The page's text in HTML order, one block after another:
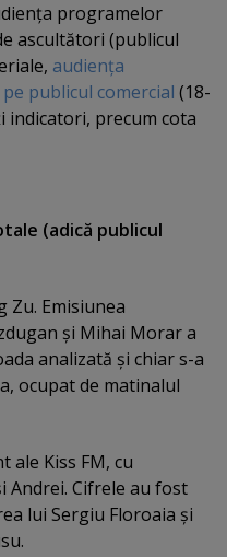
programelor
ascultători (publicul
audienţa
publicul comercial (18-
indicatori, precum cota
(adică publicul
Zu. Emisiunea
şi Mihai Morar a
analizată şi chiar s-a
ocupat de matinalul
ale Kiss FM, cu
Andrei. Cifrele au fost
lui Sergiu Floroaia şi